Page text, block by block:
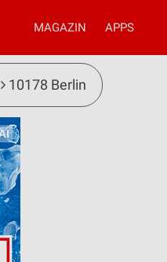
MAGAZIN APPS
10178 Berlin